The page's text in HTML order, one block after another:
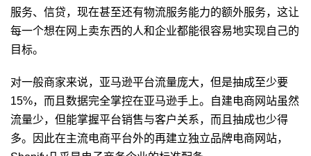
服务、信贷，现在甚至还有物流服务能力的额外服务，这让
每一个想在网上卖东西的人和企业都能很容易地实现自己的
目标。
对一般商家来说，亚马逊平台流量庞大，但是抽成至少要
15%，而且数据完全掌控在亚马逊手上。自建电商网站虽然
流量少，但能掌握平台销售与客户关系，而且抽成也少得
多。因此在主流电商平台外的再建立独立品牌电商网站，